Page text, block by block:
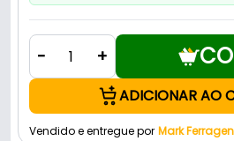
- +
ADICIONAR AO
Vendido e entregue por Mark